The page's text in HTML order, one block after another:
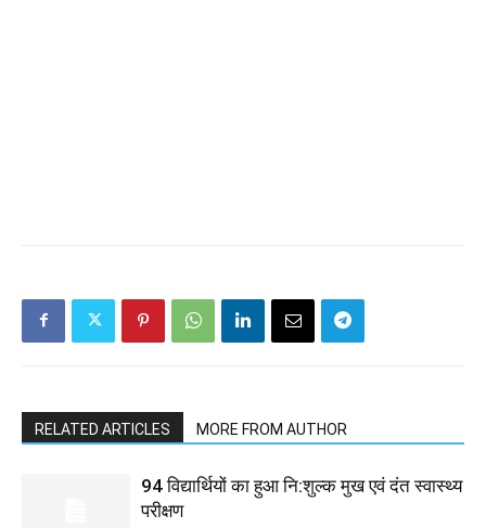
RELATED ARTICLES MORE FROM AUTHOR
94 विद्यार्थियों का हुआ नि:शुल्क मुख एवं दंत स्वास्थ्य
परीक्षण